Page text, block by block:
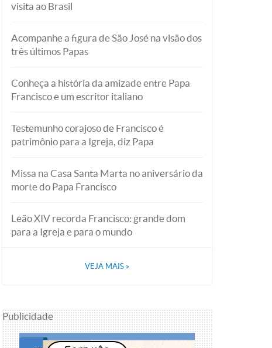
visita ao Brasil
Acompanhe a figura de São José na visão dos
três últimos Papas
Conheça a história da amizade entre Papa
Francisco e um escritor italiano
Testemunho corajoso de Francisco é
patrimônio para a Igreja, diz Papa
Missa na Casa Santa Marta no aniversário da
morte do Papa Francisco
Leão XIV recorda Francisco: grande dom
para a Igreja e para o mundo
VEJA MAIS »
Publicidade